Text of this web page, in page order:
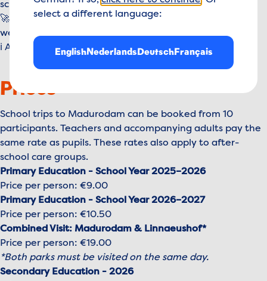
school groups.
🚀 Indoor attractions and outdoor fun, whatever the
weather.
ℹ️ An educational day out that doesn't feel like a lesson!
Prices
School trips to Madurodam can be booked from 10
participants. Teachers and accompanying adults pay the
same rate as pupils. These rates also apply to after-
school care groups.
Primary Education - School Year 2025–2026
Price per person: €9.00
Primary Education - School Year 2026–2027
Price per person: €10.50
Combined Visit: Madurodam & Linnaeushof*
Price per person: €19.00
*Both parks must be visited on the same day.
Secondary Education - 2026
select a different language:
EnglishNederlandsDeutschFrançais